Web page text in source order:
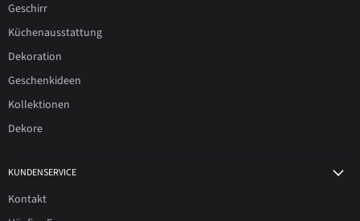
Geschirr
Küchenausstattung
Dekoration
Geschenkideen
Kollektionen
Dekore
KUNDENSERVICE
Kontakt